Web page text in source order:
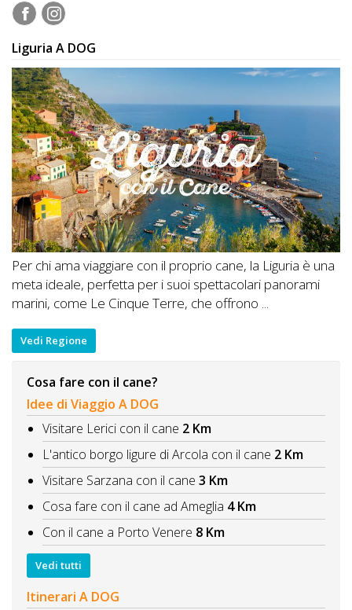
Liguria A DOG
Per chi ama viaggiare con il proprio cane, la Liguria è una
meta ideale, perfetta per i suoi spettacolari panorami
marini, come Le Cinque Terre, che offrono ...
Vedi Regione
Cosa fare con il cane?
Idee di Viaggio A DOG
Visitare Lerici con il cane 2 Km
L'antico borgo ligure di Arcola con il cane 2 Km
Visitare Sarzana con il cane 3 Km
Cosa fare con il cane ad Ameglia 4 Km
Con il cane a Porto Venere 8 Km
Vedi tutti
Itinerari A DOG